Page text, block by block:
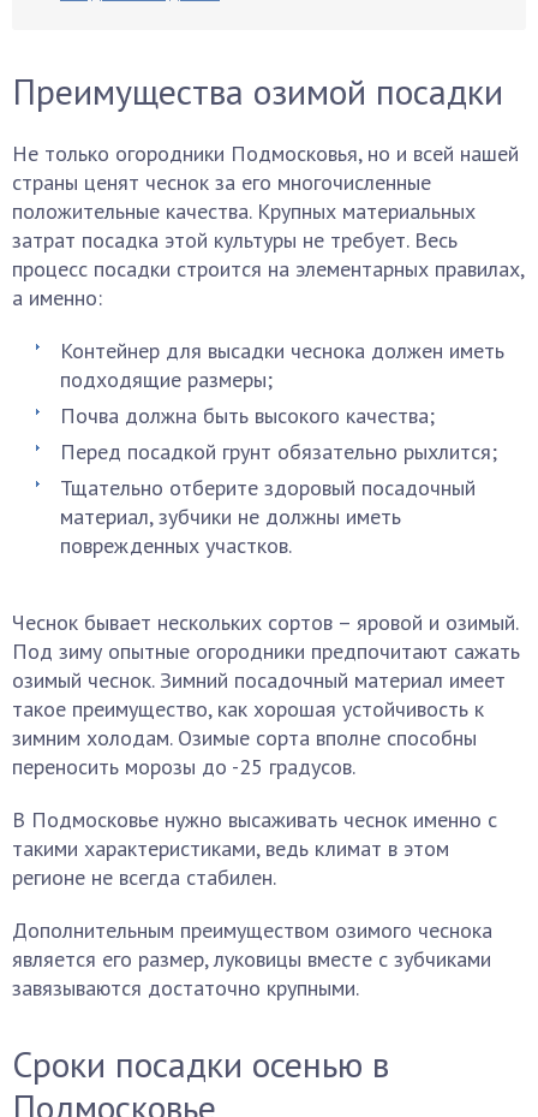
Преимущества озимой посадки
Не только огородники Подмосковья, но и всей нашей
страны ценят чеснок за его многочисленные
положительные качества. Крупных материальных
затрат посадка этой культуры не требует. Весь
процесс посадки строится на элементарных правилах,
а именно:
Контейнер для высадки чеснока должен иметь
подходящие размеры;
Почва должна быть высокого качества;
Перед посадкой грунт обязательно рыхлится;
Тщательно отберите здоровый посадочный
материал, зубчики не должны иметь
поврежденных участков.
Чеснок бывает нескольких сортов – яровой и озимый.
Под зиму опытные огородники предпочитают сажать
озимый чеснок. Зимний посадочный материал имеет
такое преимущество, как хорошая устойчивость к
зимним холодам. Озимые сорта вполне способны
переносить морозы до -25 градусов.
В Подмосковье нужно высаживать чеснок именно с
такими характеристиками, ведь климат в этом
регионе не всегда стабилен.
Дополнительным преимуществом озимого чеснока
является его размер, луковицы вместе с зубчиками
завязываются достаточно крупными.
Сроки посадки осенью в
Подмосковье